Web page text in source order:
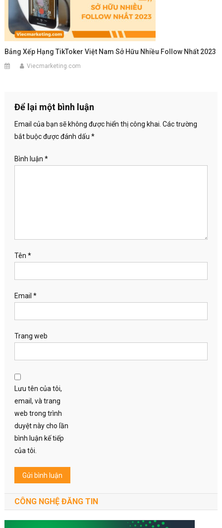
Bảng Xếp Hạng TikToker Việt Nam Sở Hữu Nhiều Follow Nhất 2023
Viecmarketing.com
Để lại một bình luận
Email của bạn sẽ không được hiển thị công khai. Các trường
bắt buộc được đánh dấu *
Bình luận *
Tên *
Email *
Trang web
Lưu tên của tôi,
email, và trang
web trong trình
duyệt này cho lần
bình luận kế tiếp
của tôi.
CÔNG NGHỆ ĐĂNG TIN